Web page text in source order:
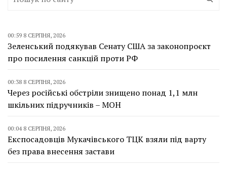
00:59 8 СЕРПНЯ, 2026
Зеленський подякував Сенату США за законопроєкт
про посилення санкцій проти РФ
00:38 8 СЕРПНЯ, 2026
Через російські обстріли знищено понад 1,1 млн
шкільних підручників – МОН
00:04 8 СЕРПНЯ, 2026
Експосадовців Мукачівського ТЦК взяли під варту
без права внесення застави